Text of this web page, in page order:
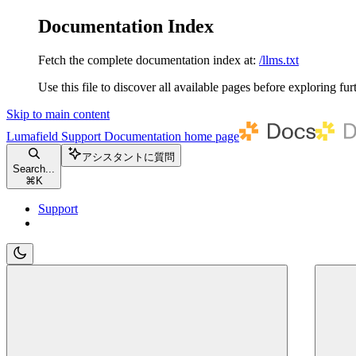
Documentation Index
Fetch the complete documentation index at: /llms.txt
Use this file to discover all available pages before exploring
Skip to main content
Lumafield Support Documentation home page
Search...
⌘ K
アシスタントに質問
Support